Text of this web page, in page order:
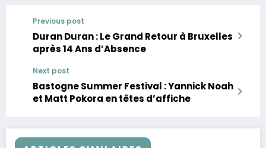
Previous post
Duran Duran : Le Grand Retour à Bruxelles
après 14 Ans d’Absence
Next post
Bastogne Summer Festival : Yannick Noah
et Matt Pokora en têtes d’affiche